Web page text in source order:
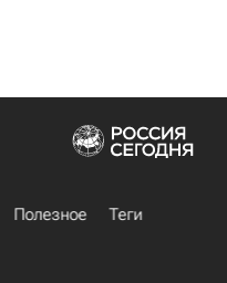
Полезное
Теги